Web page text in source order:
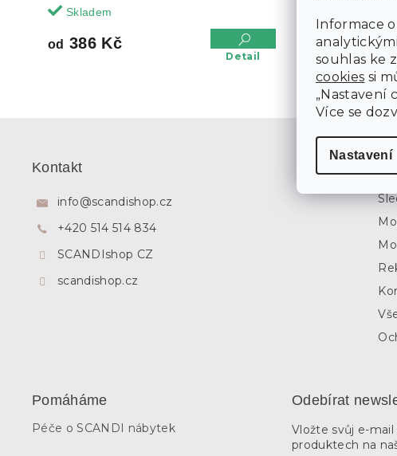
Informace
souhlas ke
cookies si
„Nastavení
Více se
Nastavení
Skladem
od 386 Kč
Detail
1 077 Kč
Kontakt
info@scandishop.cz
+420 514 514 834
SCANDIshop CZ
scandishop.cz
Pomáháme
Péče o SCANDI nábytek
Odebírat
Vložte svůj e-
produktech na